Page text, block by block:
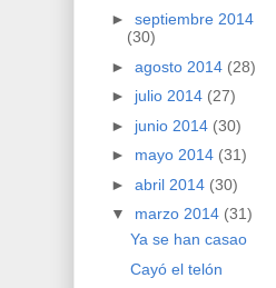
► septiembre 2014
(30)
► agosto 2014 (28)
► julio 2014 (27)
► junio 2014 (30)
► mayo 2014 (31)
► abril 2014 (30)
▼ marzo 2014 (31)
Ya se han casao
Cayó el telón